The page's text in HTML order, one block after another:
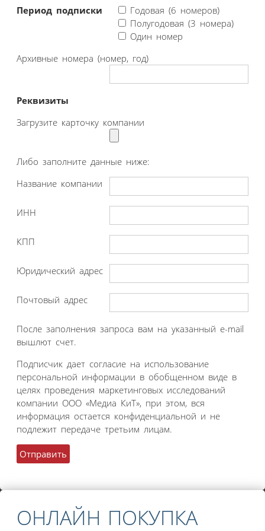
Период подписки
Годовая (6 номеров)
Полугодовая (3 номера)
Один номер
Архивные номера (номер, год)
Реквизиты
Загрузите карточку компании
Либо заполните данные ниже:
Название компании
ИНН
КПП
Юридический адрес
Почтовый адрес
После заполнения запроса вам на указанный e-mail
вышлют счет.
Подписчик дает согласие на использование
персональной информации в обобщенном виде в
целях проведения маркетинговых исследований
компании ООО «Медиа КиТ», при этом, вся
информация остается конфиденциальной и не
подлежит передаче третьим лицам.
ОНЛАЙН ПОКУПКА